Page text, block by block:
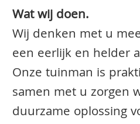
Wat wij doen.
Wij denken met u
een eerlijk en helder
Onze tuinman is
samen met u zorgen
duurzame oplossing